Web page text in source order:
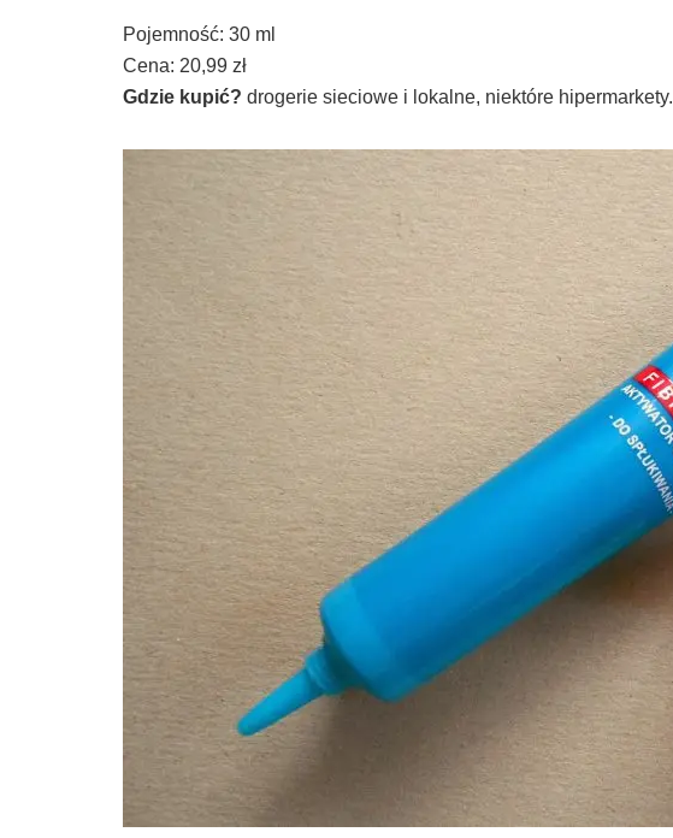
Pojemność: 30 ml
Cena: 20,99 zł
Gdzie kupić? drogerie sieciowe i lokalne, niektóre hipermarkety.